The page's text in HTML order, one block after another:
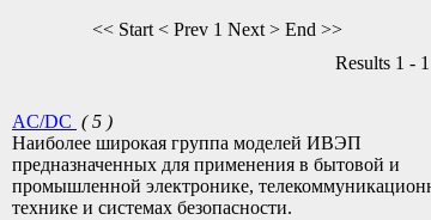
<< Start < Prev 1 Next > End >>
Results 1 -
AC/DC ( 5 )
Наиболее широкая группа моделей ИВЭП
предназначенных для применения в бытовой и
промышленной электронике,
технике и системах безопасности.